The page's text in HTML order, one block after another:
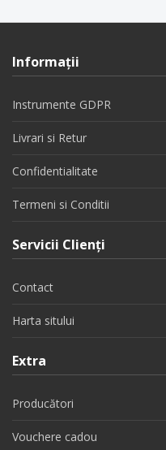
Informaţii
Instrumente GDPR
Livrari si Retur
Confidentialitate
Termeni si Conditii
Servicii Clienţi
Contact
Harta sitului
Extra
Producători
Vouchere cadou